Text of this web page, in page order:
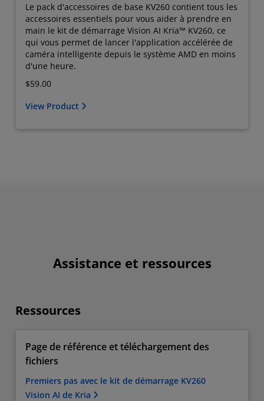
Le pack d'accessoires de base KV260 contient tous les
accessoires essentiels pour vous aider à prendre en
main le kit de démarrage Vision AI Kria™ KV260, ce
qui vous permet de lancer l'application accélérée de
caméra intelligente depuis le système AMD en moins
d'une heure.
$59.00
View Product
Assistance et ressources
Ressources
Page de référence et téléchargement des
fichiers
Premiers pas avec le kit de démarrage KV260
Vision AI de Kria